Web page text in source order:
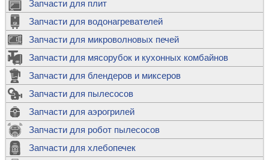
Запчасти для плит
Запчасти для водонагревателей
Запчасти для микроволновых печей
Запчасти для мясорубок и кухонных комбайнов
Запчасти для блендеров и миксеров
Запчасти для пылесосов
Запчасти для аэрогрилей
Запчасти для робот пылесосов
Запчасти для хлебопечек